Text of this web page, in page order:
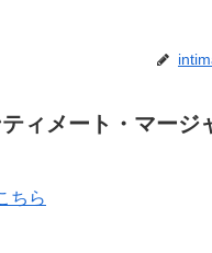
ィメート・マージ
ちら